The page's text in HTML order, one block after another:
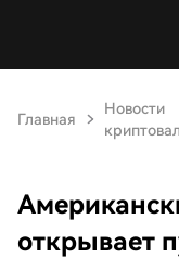
Главная
Новости
открывает